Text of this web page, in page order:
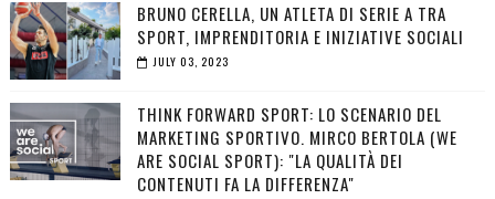
BRUNO CERELLA, UN ATLETA DI SERIE A TRA
SPORT, IMPRENDITORIA E INIZIATIVE SOCIALI
JULY 03, 2023
THINK FORWARD SPORT: LO SCENARIO DEL
MARKETING SPORTIVO. MIRCO BERTOLA (WE
ARE SOCIAL SPORT): "LA QUALITÀ DEI
CONTENUTI FA LA DIFFERENZA"